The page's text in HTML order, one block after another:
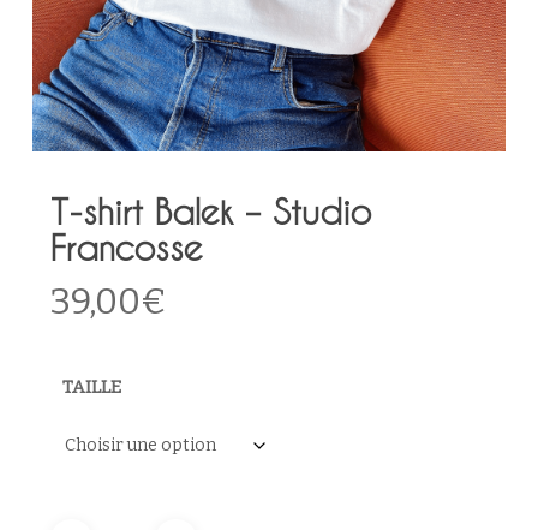
T-shirt Balek – Studio
Francosse
39,00€
TAILLE